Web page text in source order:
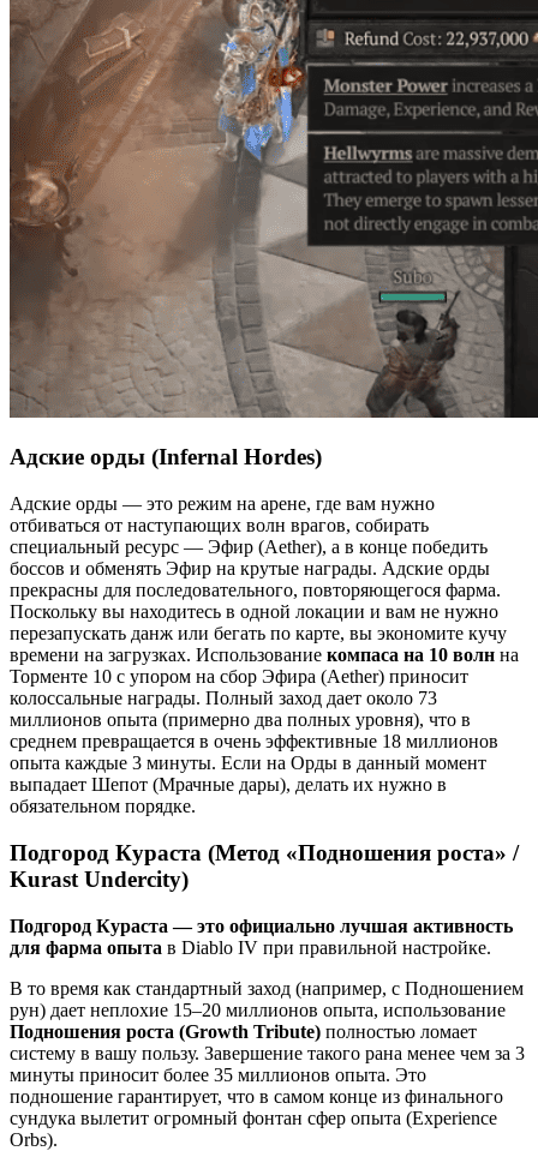
Адские орды (Infernal Hordes)
Адские орды — это режим на арене, где вам нужно
отбиваться от наступающих волн врагов, собирать
специальный ресурс — Эфир (Aether), а в конце победить
боссов и обменять Эфир на крутые награды. Адские орды
прекрасны для последовательного, повторяющегося фарма.
Поскольку вы находитесь в одной локации и вам не нужно
перезапускать данж или бегать по карте, вы экономите кучу
времени на загрузках. Использование компаса на 10 волн на
Торменте 10 с упором на сбор Эфира (Aether) приносит
колоссальные награды. Полный заход дает около 73
миллионов опыта (примерно два полных уровня), что в
среднем превращается в очень эффективные 18 миллионов
опыта каждые 3 минуты. Если на Орды в данный момент
выпадает Шепот (Мрачные дары), делать их нужно в
обязательном порядке.
Подгород Кураста (Метод «Подношения роста» /
Kurast Undercity)
Подгород Кураста — это официально лучшая активность
для фарма опыта в Diablo IV при правильной настройке.
В то время как стандартный заход (например, с Подношением
рун) дает неплохие 15–20 миллионов опыта, использование
Подношения роста (Growth Tribute) полностью ломает
систему в вашу пользу. Завершение такого рана менее чем за 3
минуты приносит более 35 миллионов опыта. Это
подношение гарантирует, что в самом конце из финального
сундука вылетит огромный фонтан сфер опыта (Experience
Orbs).